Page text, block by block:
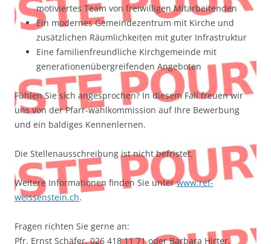
motiviertes Team von freiwilligen Mitarbeitenden
Ein modernes Gemeindezentrum mit Kirche und
zusätzlichen Räumlichkeiten mit guter Infrastruktur
Eine familienfreundliche Kirchgemeinde mit
generationenübergreifenden Angeboten
Fühlen Sie sich angesprochen? In diesem Fall freuen wir
uns von der Pfarr-wahlkommission auf Ihre Bewerbung
und ein baldiges Kennenlernen.
Die Stellenausschreibung ist nicht befristet.
Weitere Informationen finden Sie unterwww.ref-
weissenstein.ch.
Fragen richten Sie gerne an:
Pfr. Ernst Schäfer, 026 418 11 71 oder Barbara Hirter,